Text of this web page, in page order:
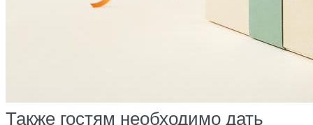
Также гостям необходимо дать